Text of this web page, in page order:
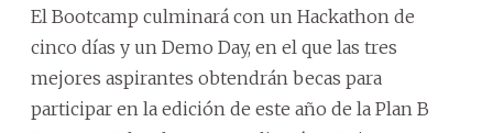
El Bootcamp culminará con un Hackathon de
cinco días y un Demo Day, en el que las tres
mejores aspirantes obtendrán becas para
participar en la edición de este año de la Plan B